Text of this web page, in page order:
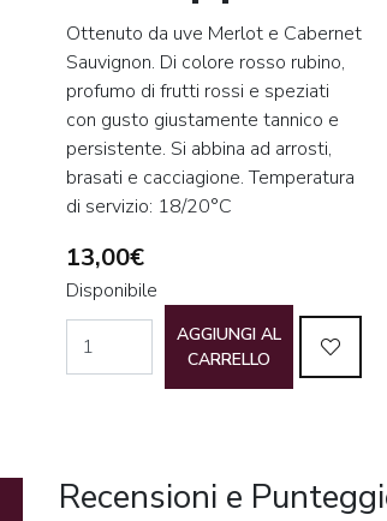
Ottenuto da uve Merlot e Cabernet
Sauvignon. Di colore rosso rubino,
profumo di frutti rossi e speziati
con gusto giustamente tannico e
persistente. Si abbina ad arrosti,
brasati e cacciagione. Temperatura
di servizio: 18/20°C
13,00€
Disponibile
AGGIUNGI AL
CARRELLO
Recensioni e